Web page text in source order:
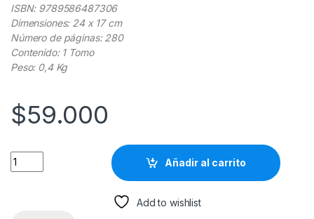
ISBN: 9789586487306
Dimensiones: 24 x 17 cm
Número de páginas: 280
Contenido: 1 Tomo
Peso: 0,4 Kg
$59.000
Análisis Sectorial Y Competitividad / Jaime Betancourt /
Añadir al carrito
Add to wishlist